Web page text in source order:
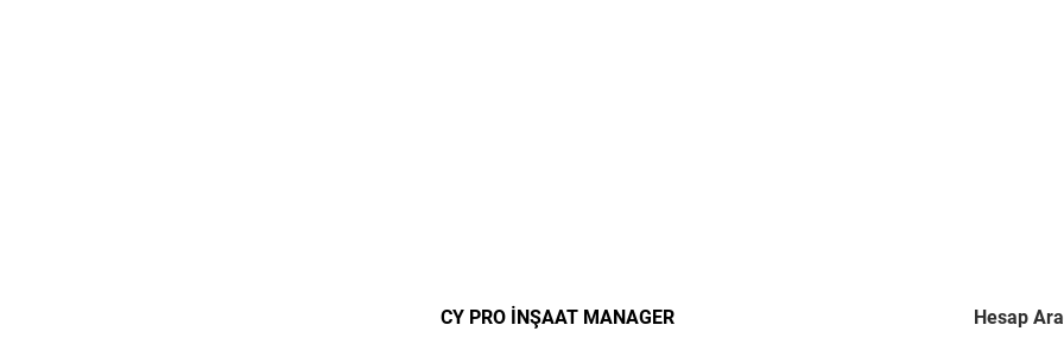
CY PRO İNŞAAT MANAGER Hesap